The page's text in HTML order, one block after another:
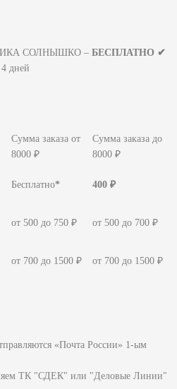
СОЛНЫШКО – БЕСПЛАТНО ✔
дней
Сумма заказа от
8000 ₽
Сумма заказа до
8000 ₽
Бесплатно* 400 ₽
от 500 до 750 ₽ от 500 до 700 ₽
от 700 до 1500 ₽ от 700 до 1500 ₽
«Почта России» 1-ым
ТК "СДЕК" или "Деловые Линии"